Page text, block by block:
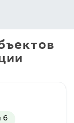
там есть
6